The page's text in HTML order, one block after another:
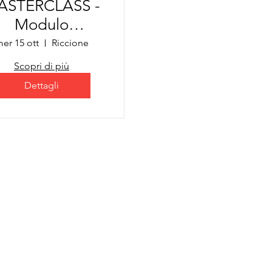
-
Modulo
15 ott
Riccione
Scopri di più
Dettagli